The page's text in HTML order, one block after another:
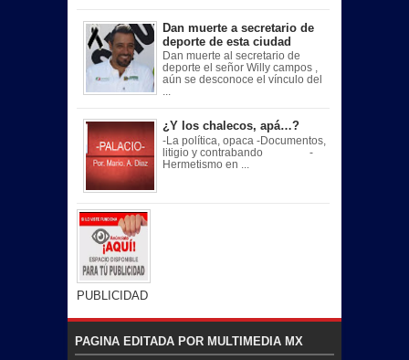
Dan muerte a secretario de
deporte de esta ciudad
Dan muerte al secretario de
deporte el señor Willy campos ,
aún se desconoce el vínculo del
¿Y los chalecos, apá…?
-La política, opaca -Documentos,
litigio y contrabando -
Hermetismo en ...
PUBLICIDAD
PAGINA EDITADA POR MULTIMEDIA MX